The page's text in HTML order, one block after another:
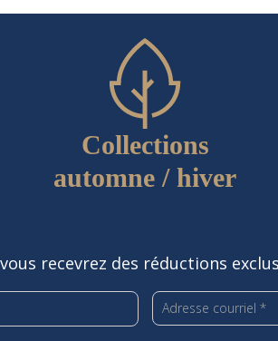
Collections
automne / hiver
recevrez des réductions